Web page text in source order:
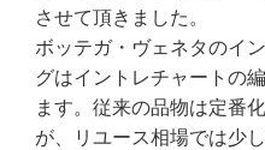
させて頂きました。
ボッテガ・ヴェネタのイ
グはイントレチャートの
ます。従来の品物は定番
が、リユース相場では少